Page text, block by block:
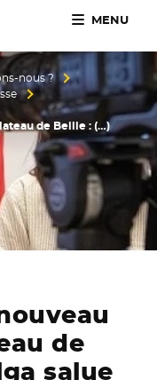
Méditerranée
MENU
nous ?
de Beille : (…)
de
salue